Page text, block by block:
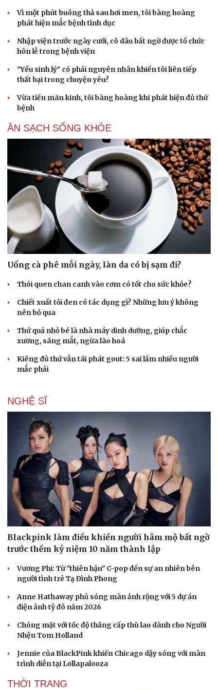
Tư vấn
Săn Tour
check-in
Kể chuyện cho bé
Hạt giống tâm hồn
Vì một phút buông thả sau hơi men, tôi bàng hoàng
phát hiện mắc bệnh tình dục
Nhập viện trước ngày cưới, cô dâu bất ngờ được tổ chức
hôn lễ trong bệnh viện
"Yếu sinh lý" có phải nguyên nhân khiến tôi liên tiếp
thất bại trong chuyện yêu?
Vừa tiền mãn kinh, tôi bàng hoàng khi phát hiện đủ thứ
bệnh
ĂN SẠCH SỐNG KHỎE
Uống cà phê mỗi ngày, làn da có bị sạm đi?
Thói quen chan canh vào cơm có tốt cho sức khỏe?
Chiết xuất tỏi đen có tác dụng gì? Những lưu ý không
nên bỏ qua
Thứ quả nhỏ bé là nhà máy dinh dưỡng, giúp chắc
xương, sáng mắt, ngừa lão hoá
Kiêng đủ thứ vẫn tái phát gout: 5 sai lầm nhiều người
mắc phải
NGHỆ SĨ
Blackpink làm điều khiến người hâm mộ bất ngờ
trước thềm kỷ niệm 10 năm thành lập
Vương Phi: Từ "thiên hậu" C-pop đến sự an nhiên bên
người tình trẻ Tạ Đình Phong
Anne Hathaway phủ sóng màn ảnh rộng với 5 dự án
điện ảnh tỷ đô năm 2026
Chóng mặt với tốc độ thăng cấp thù lao dành cho Người
Nhện Tom Holland
Jennie của BlackPink khiến Chicago dậy sóng với màn
trình diễn tại Lollapalooza
THỜI TRANG